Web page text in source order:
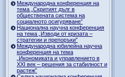
Международна конференция на
тема „Скритият дълг в
обществената система на
социалното осигуряване”
Национална научна конференция
на тема „Изводи от кризата –
стратегии и препоръки”
Международна юбилейна научна
конференция на тема
„Икономиката и управлението в
ХХI век – решения за стабилност и
растеж”